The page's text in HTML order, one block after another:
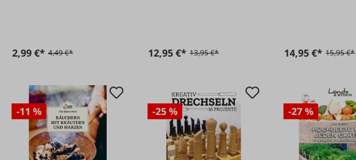
2,99 €* 4,49 €* 12,95 €* 13,95 €* 14,95 €* 15,95 €*
-11 % -25 % -27 %